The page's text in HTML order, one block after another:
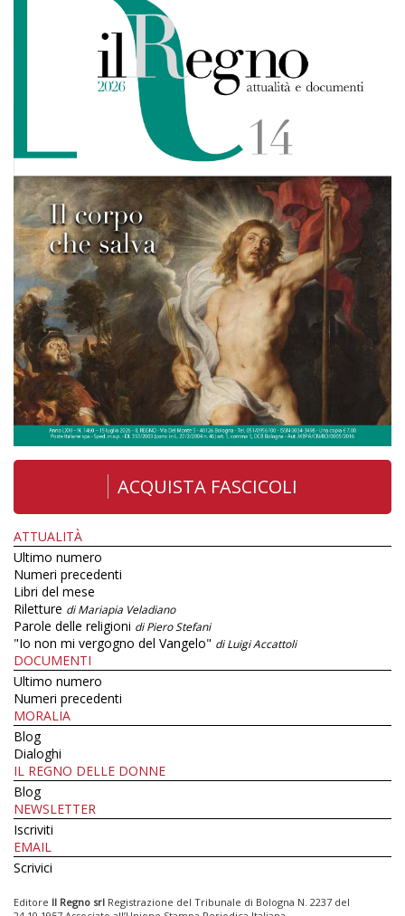
ACQUISTA FASCICOLI
ATTUALITÀ
Ultimo numero
Numeri precedenti
Libri del mese
Riletture di Mariapia Veladiano
Parole delle religioni di Piero Stefani
"Io non mi vergogno del Vangelo" di Luigi Accattoli
DOCUMENTI
Ultimo numero
Numeri precedenti
MORALIA
Blog
Dialoghi
IL REGNO DELLE DONNE
Blog
NEWSLETTER
Iscriviti
EMAIL
Scrivici
Editore Il Regno srl Registrazione del Tribunale di Bologna N. 2237 del